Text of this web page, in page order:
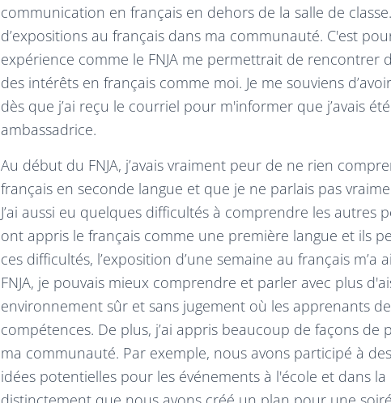
communication en français en dehors de la salle de
d’expositions au français dans ma communauté. C'est
expérience comme le FNJA me permettrait de rencontrer
des intérêts en français comme moi. Je me souviens
dès que j’ai reçu le courriel pour m'informer que j’avais
ambassadrice.
Au début du FNJA, j’avais vraiment peur de ne rien
français en seconde langue et que je ne parlais pas
J’ai aussi eu quelques difficultés à comprendre les
ont appris le français comme une première langue et ils
ces difficultés, l’exposition d’une semaine au français
FNJA, je pouvais mieux comprendre et parler avec plus
environnement sûr et sans jugement où les apprenants
compétences. De plus, j’ai appris beaucoup de façons de
ma communauté. Par exemple, nous avons participé à
idées potentielles pour les événements à l'école et dans